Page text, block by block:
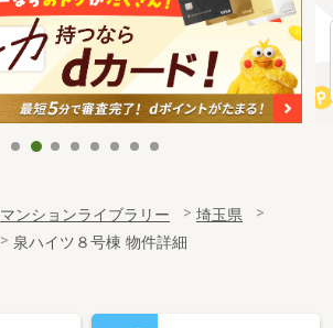
マンションライブラリー
埼玉県
泉ハイツ８号棟 物件詳細